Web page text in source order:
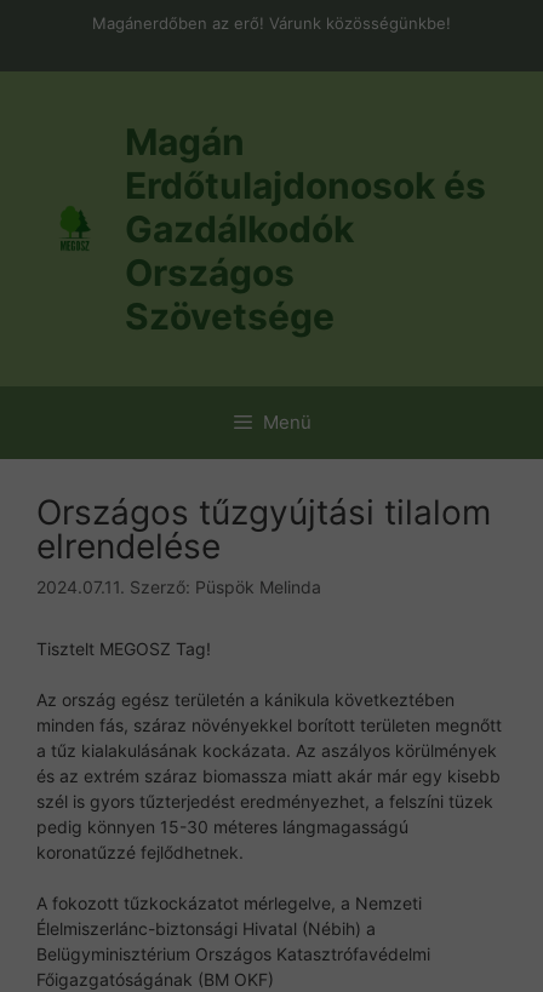
Magánerdőben az erő! Várunk közösségünkbe!
Magán
Erdőtulajdonosok és
Gazdálkodók
Országos
Szövetsége
Menü
Országos tűzgyújtási tilalom
elrendelése
2024.07.11. Szerző: Püspök Melinda
Tisztelt MEGOSZ Tag!
Az ország egész területén a kánikula következtében
minden fás, száraz növényekkel borított területen megnőtt
a tűz kialakulásának kockázata. Az aszályos körülmények
és az extrém száraz biomassza miatt akár már egy kisebb
szél is gyors tűzterjedést eredményezhet, a felszíni tüzek
pedig könnyen 15-30 méteres lángmagasságú
koronatűzzé fejlődhetnek.
A fokozott tűzkockázatot mérlegelve, a Nemzeti
Élelmiszerlánc-biztonsági Hivatal (Nébih) a
Belügyminisztérium Országos Katasztrófavédelmi
Főigazgatóságának (BM OKF)